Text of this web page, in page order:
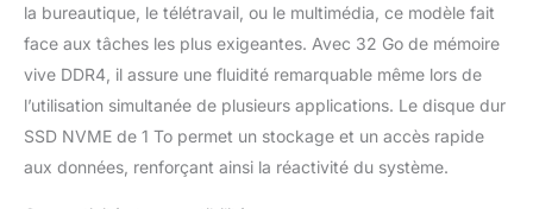
port RJ-45 Giga LAN. Intel AX210 WiFi6E
intégré, il augmente la bande passante,
l'efficacité et la fiabilité de l'interface et offre
une latence plus faible. Technologie
transparente de tous vos accessoires
Bluetooth. Les grands ventilateurs de
la bureautique, le télétravail, ou le multimédia, ce modèle fait
face aux tâches les plus exigeantes. Avec 32 Go de mémoire
vive DDR4, il assure une fluidité remarquable même lors de
l’utilisation simultanée de plusieurs applications. Le disque dur
SSD NVME de 1 To permet un stockage et un accès rapide
aux données, renforçant ainsi la réactivité du système.